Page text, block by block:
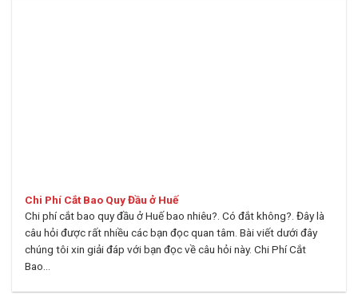
Chi Phí Cắt Bao Quy Đầu ở Huế
Chi phí cắt bao quy đầu ở Huế bao nhiêu?. Có đắt không?. Đây là
câu hỏi được rất nhiều các bạn đọc quan tâm. Bài viết dưới đây
chúng tôi xin giải đáp với bạn đọc về câu hỏi này. Chi Phí Cắt
Bao...